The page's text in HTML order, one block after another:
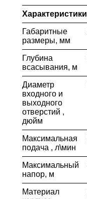
Характеристики
Габаритные
размеры, мм
Глубина
всасывания, м
Диаметр
входного и
выходного
отверстий ,
дюйм
Максимальная
подача , л\мин
Максимальный
напор, м
Материал